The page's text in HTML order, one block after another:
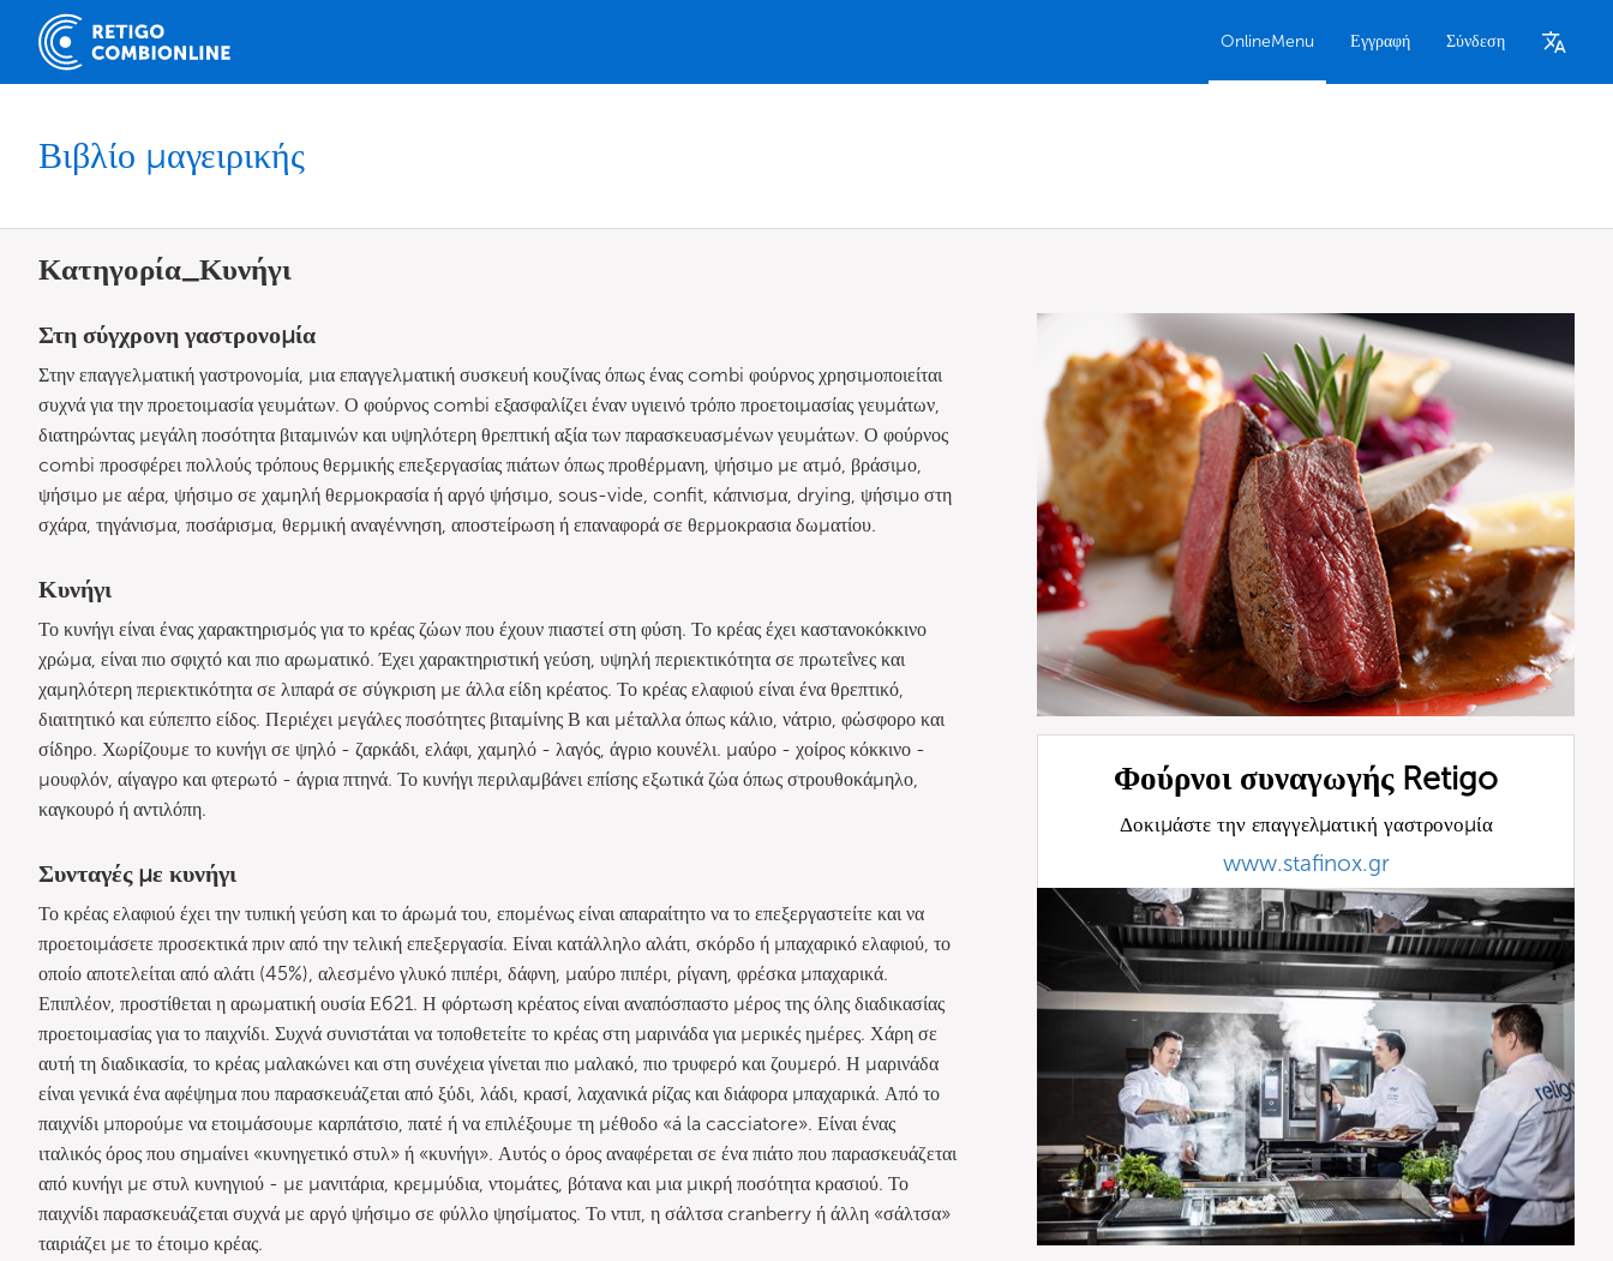
OnlineMenu Εγγραφή Σύνδεση
Βιβλίο μαγειρικής
Κατηγορία_Κυνήγι
Στη σύγχρονη γαστρονομία
Στην επαγγελματική γαστρονομία, μια επαγγελματική συσκευή κουζίνας όπως ένας combi φούρνος χρησιμοποιείται
συχνά για την προετοιμασία γευμάτων. Ο φούρνος combi εξασφαλίζει έναν υγιεινό τρόπο προετοιμασίας γευμάτων,
διατηρώντας μεγάλη ποσότητα βιταμινών και υψηλότερη θρεπτική αξία των παρασκευασμένων γευμάτων. Ο φούρνος
combi προσφέρει πολλούς τρόπους θερμικής επεξεργασίας πιάτων όπως προθέρμανη, ψήσιμο με ατμό, βράσιμο,
ψήσιμο με αέρα, ψήσιμο σε χαμηλή θερμοκρασία ή αργό ψήσιμο, sous-vide, confit, κάπνισμα, drying, ψήσιμο στη
σχάρα, τηγάνισμα, ποσάρισμα, θερμική αναγέννηση, αποστείρωση ή επαναφορά σε θερμοκρασια δωματίου.
Κυνήγι
Το κυνήγι είναι ένας χαρακτηρισμός για το κρέας ζώων που έχουν πιαστεί στη φύση. Το κρέας έχει καστανοκόκκινο
χρώμα, είναι πιο σφιχτό και πιο αρωματικό. Έχει χαρακτηριστική γεύση, υψηλή περιεκτικότητα σε πρωτεΐνες και
χαμηλότερη περιεκτικότητα σε λιπαρά σε σύγκριση με άλλα είδη κρέατος. Το κρέας ελαφιού είναι ένα θρεπτικό,
διαιτητικό και εύπεπτο είδος. Περιέχει μεγάλες ποσότητες βιταμίνης Β και μέταλλα όπως κάλιο, νάτριο, φώσφορο και
σίδηρο. Χωρίζουμε το κυνήγι σε ψηλό - ζαρκάδι, ελάφι, χαμηλό - λαγός, άγριο κουνέλι. μαύρο - χοίρος κόκκινο -
μουφλόν, αίγαγρο και φτερωτό - άγρια πτηνά. Το κυνήγι περιλαμβάνει επίσης εξωτικά ζώα όπως στρουθοκάμηλο,
καγκουρό ή αντιλόπη.
Συνταγές με κυνήγι
Το κρέας ελαφιού έχει την τυπική γεύση και το άρωμά του, επομένως είναι απαραίτητο να το επεξεργαστείτε και να
προετοιμάσετε προσεκτικά πριν από την τελική επεξεργασία. Είναι κατάλληλο αλάτι, σκόρδο ή μπαχαρικό ελαφιού, το
οποίο αποτελείται από αλάτι (45%), αλεσμένο γλυκό πιπέρι, δάφνη, μαύρο πιπέρι, ρίγανη, φρέσκα μπαχαρικά.
Επιπλέον, προστίθεται η αρωματική ουσία Ε621. Η φόρτωση κρέατος είναι αναπόσπαστο μέρος της όλης διαδικασίας
προετοιμασίας για το παιχνίδι. Συχνά συνιστάται να τοποθετείτε το κρέας στη μαρινάδα για μερικές ημέρες. Χάρη σε
αυτή τη διαδικασία, το κρέας μαλακώνει και στη συνέχεια γίνεται πιο μαλακό, πιο τρυφερό και ζουμερό. Η μαρινάδα
είναι γενικά ένα αφέψημα που παρασκευάζεται από ξύδι, λάδι, κρασί, λαχανικά ρίζας και διάφορα μπαχαρικά. Από το
παιχνίδι μπορούμε να ετοιμάσουμε καρπάτσιο, πατέ ή να επιλέξουμε τη μέθοδο «á la cacciatore». Είναι ένας
ιταλικός όρος που σημαίνει «κυνηγετικό στυλ» ή «κυνήγι». Αυτός ο όρος αναφέρεται σε ένα πιάτο που παρασκευάζεται
από κυνήγι με στυλ κυνηγιού - με μανιτάρια, κρεμμύδια, ντομάτες, βότανα και μια μικρή ποσότητα κρασιού. Το
παιχνίδι παρασκευάζεται συχνά με αργό ψήσιμο σε φύλλο ψησίματος. Το ντιπ, η σάλτσα cranberry ή άλλη «σάλτσα»
ταιριάζει με το έτοιμο κρέας.
Φούρνοι συναγωγής Retigo
Δοκιμάστε την επαγγελματική γαστρονομία
www.stafinox.gr